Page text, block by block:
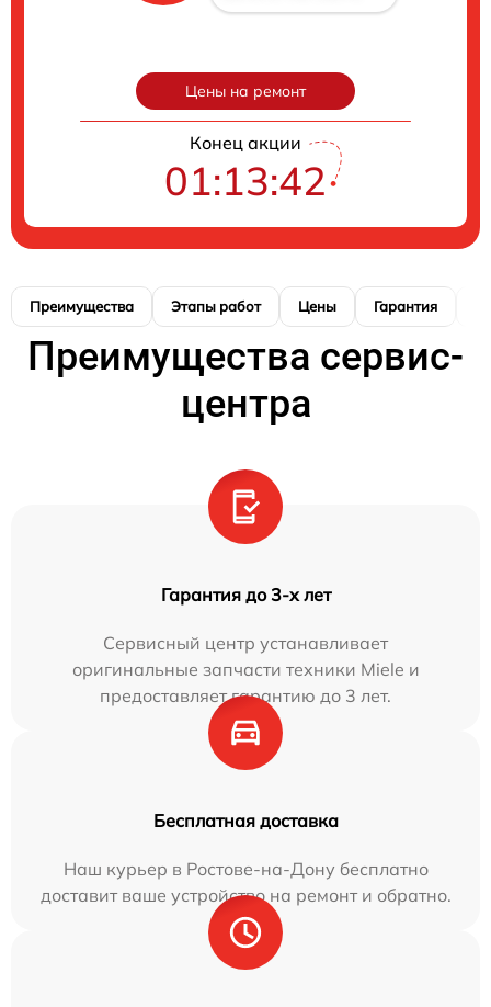
Цены на ремонт
Конец акции
01:13:41
Преимущества Этапы работ Цены Гарантия
Преимущества сервис-
центра
Гарантия до 3-х лет
Сервисный центр устанавливает
оригинальные запчасти техники Miele и
предоставляет гарантию до 3 лет.
Бесплатная доставка
Наш курьер в Ростове-на-Дону бесплатно
доставит ваше устройство на ремонт и обратно.